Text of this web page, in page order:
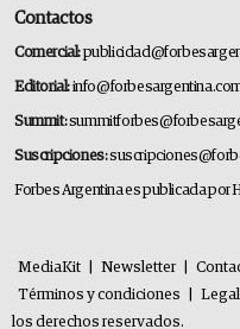
Contactos
Comercial:
Editorial:
Summit:
Suscripciones:
Forbes Argentina es publicada por
MediaKit Newsletter
Términos y condiciones
los derechos reservados.